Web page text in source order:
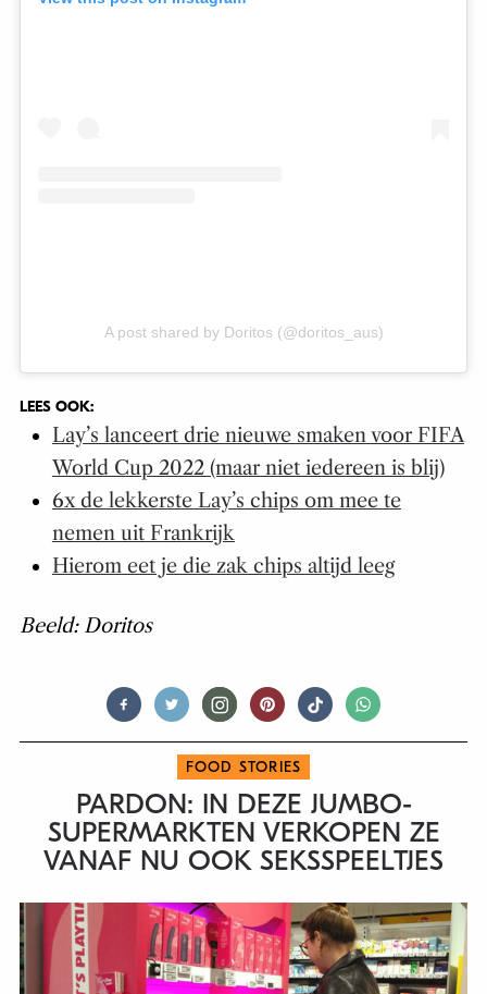
A post shared by Doritos (@doritos_aus)
LEES OOK:
Lay’s lanceert drie nieuwe smaken voor FIFA
World Cup 2022 (maar niet iedereen is blij)
6x de lekkerste Lay’s chips om mee te
nemen uit Frankrijk
Hierom eet je die zak chips altijd leeg
Beeld: Doritos
FOOD STORIES
PARDON: IN DEZE JUMBO-
SUPERMARKTEN VERKOPEN ZE
VANAF NU OOK SEKSSPEELTJES